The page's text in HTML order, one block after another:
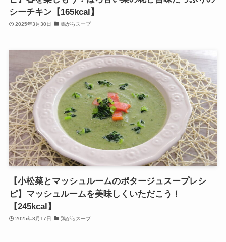
シーチキン【165kcal】
2025年3月30日 鶏がらスープ
【小松菜とマッシュルームのポタージュスープレシ
ピ】マッシュルームを美味しくいただこう！
【245kcal】
2025年3月17日 鶏がらスープ